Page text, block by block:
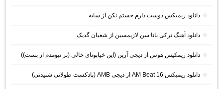
دانلود ریمیکس دوست دارم خستم نکن از سایه
دانلود آهنگ ترکی بانا سن لازیمسین از شعبان گدیک
دانلود ریمکیس هوس از دیجی آرین (این خیابونای خالی (بر نیومدم از پست))
دانلود ریمیکس AM Beat 16 از دیجی AMB (پادکست طولانی شنیدنی)